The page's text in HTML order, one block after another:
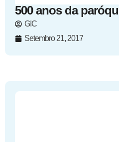
500 anos da
GIC
Setembro 21, 2017